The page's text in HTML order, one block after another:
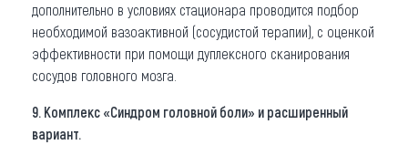
дополнительно в условиях стационара проводится подбор
необходимой вазоактивной (сосудистой терапии), с оценкой
эффективности при помощи дуплексного сканирования
сосудов головного мозга.
9. Комплекс «Синдром головной боли» и расширенный
вариант.